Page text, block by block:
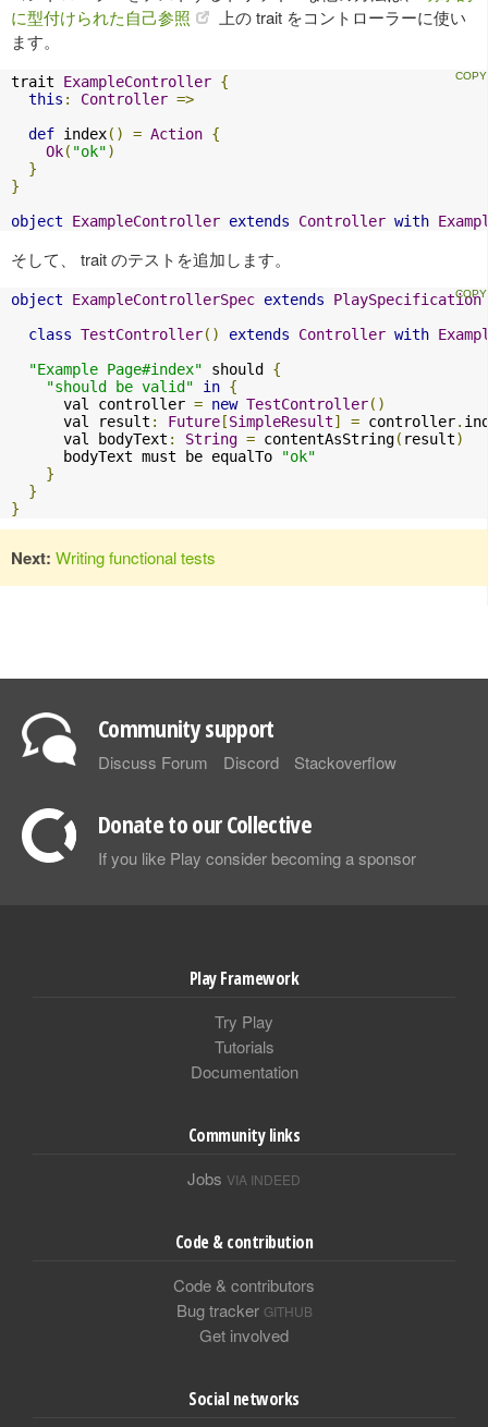
に型付けられた自己参照
上の trait をコントローラーに使い
ます。
trait ExampleController {
this : Controller =>
def index() = Action {
Ok( "ok")
}
}
object
ExampleController extends Controller with
そして、 trait のテストを追加します。
object ExampleControllerSpec extends
PlaySpecification
class TestController() extends Controller with
"Example Page#index" should {
"should be valid"
in {
      val controller
= new TestController()
      val result
: Future [SimpleResult] = controller.
      val bodyText
: String = contentAsString( result)
      bodyText must be equalTo
"ok"
}
}
}
Next: Writing functional tests
Community support
Discuss Forum Discord Stackoverflow
Donate to our Collective
If you like Play consider becoming a sponsor
Play Framework
Try Play
Tutorials
Documentation
Community links
Jobs VIA INDEED
Code & contribution
Code & contributors
Bug tracker GITHUB
Get involved
Social networks